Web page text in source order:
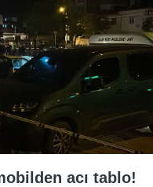
acı tablo!